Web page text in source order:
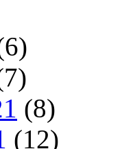
(8)
(12)